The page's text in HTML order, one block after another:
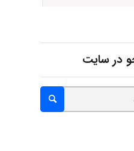
Iman Hosseini
Chehri
در سایت